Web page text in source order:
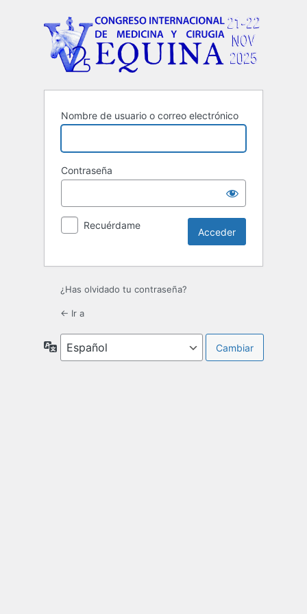
Nombre de usuario o correo electrónico
Contraseña
Recuérdame
¿Has olvidado tu contraseña?
← Ir a
Idioma